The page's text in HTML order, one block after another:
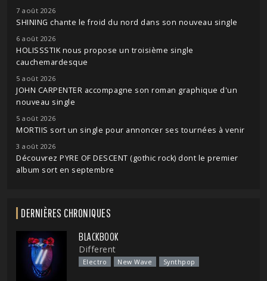
7 août 2026
SHINING chante le froid du nord dans son nouveau single
6 août 2026
HOLISSSTIK nous propose un troisième single
cauchemardesque
5 août 2026
JOHN CARPENTER accompagne son roman graphique d'un
nouveau single
5 août 2026
MORTIIS sort un single pour annoncer ses tournées à venir
3 août 2026
Découvrez PYRE OF DESCENT (gothic rock) dont le premier
album sort en septembre
DERNIÈRES CHRONIQUES
BLACKBOOK
Different
Electro New Wave Synthpop